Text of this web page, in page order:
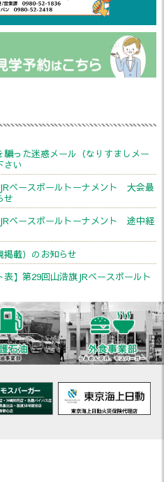
騙った迷惑メール（なりすましメー
さい
ベースボールトーナメント 大会最
せ
ベースボールトーナメント 途中経
掲載）のお知らせ
表】第29回山浩旗JRベースボールト
夏号 完成のお知ら
り重要なお知らせ】
」完成のお知らせ
2024 イベント内容について(11/11
追加！)